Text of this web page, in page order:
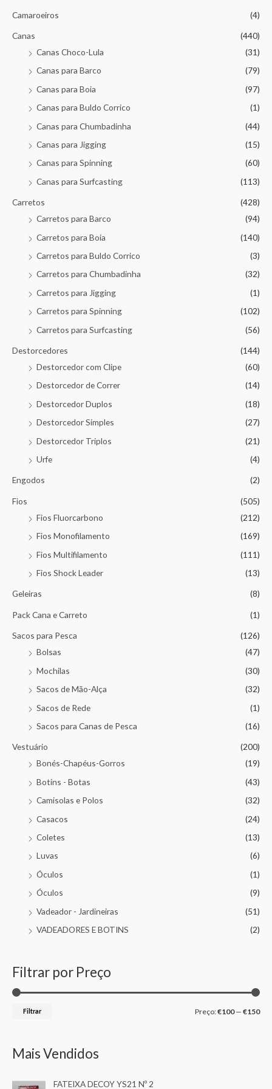
Camaroeiros (4)
Canas
(440)
Canas Choco-Lula
(31)
Canas para Barco
(79)
Canas para Boia
(97)
Canas para Buldo Corrico
(1)
Canas para Chumbadinha
(44)
Canas para Jigging
(15)
Canas para Spinning
(60)
Canas para Surfcasting
(113)
Carretos
(428)
Carretos para Barco
(94)
Carretos para Boia
(140)
Carretos para Buldo Corrico
(3)
Carretos para Chumbadinha
(32)
Carretos para Jigging
(1)
Carretos para Spinning
(102)
Carretos para Surfcasting
(56)
Destorcedores
(144)
Destorcedor com Clipe
(60)
Destorcedor de Correr
(14)
Destorcedor Duplos
(18)
Destorcedor Simples
(27)
Destorcedor Triplos
(21)
Urfe
(4)
Engodos (2)
Fios
(505)
Fios Fluorcarbono
(212)
Fios Monofilamento
(169)
Fios Multifilamento
(111)
Fios Shock Leader
(13)
Geleiras (8)
Pack Cana e Carreto (1)
Sacos para Pesca
(126)
Bolsas
(47)
Mochilas
(30)
Sacos de Mão-Alça
(32)
Sacos de Rede
(1)
Sacos para Canas de Pesca
(16)
Vestuário
(200)
Bonés-Chapéus-Gorros
(19)
Botins - Botas
(43)
Camisolas e Polos
(32)
Casacos
(24)
Coletes
(13)
Luvas
(6)
Óculos
(1)
Óculos
(9)
Vadeador - Jardineiras
(51)
VADEADORES E BOTINS
(2)
Filtrar por Preço
Filtrar Preço:€100— €150
Mais Vendidos
FATEIXA DECOY YS21 Nº 2